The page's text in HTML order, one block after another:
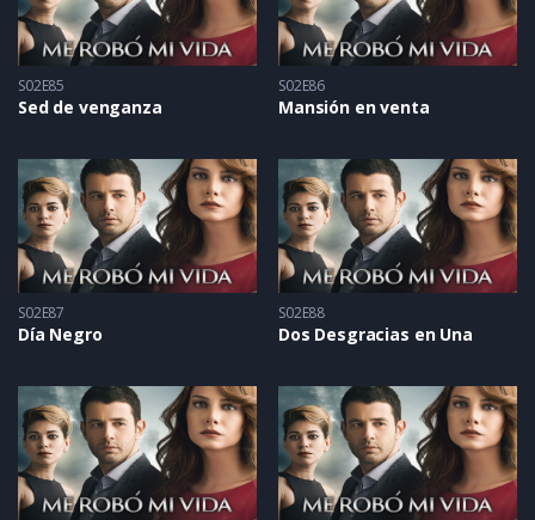
S02E85
Sed de venganza
S02E86
Mansión en venta
S02E87
Día Negro
S02E88
Dos Desgracias en Una